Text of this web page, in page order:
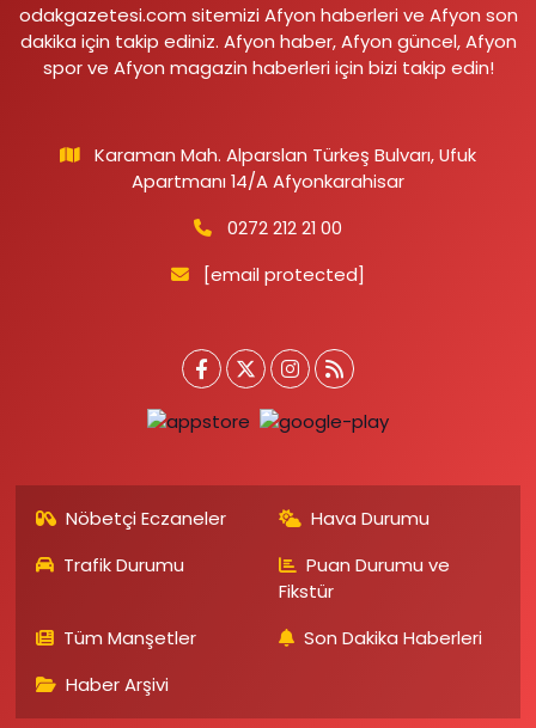
odakgazetesi.com sitemizi Afyon haberleri ve Afyon son
dakika için takip ediniz. Afyon haber, Afyon güncel, Afyon
spor ve Afyon magazin haberleri için bizi takip edin!
Karaman Mah. Alparslan Türkeş Bulvarı, Ufuk
Apartmanı 14/A Afyonkarahisar
0272 212 21 00
[email protected]
Nöbetçi Eczaneler
Hava Durumu
Trafik Durumu
Puan Durumu ve
Fikstür
Tüm Manşetler
Son Dakika Haberleri
Haber Arşivi